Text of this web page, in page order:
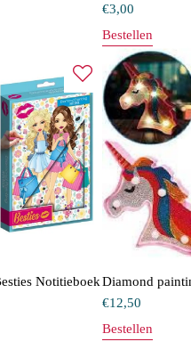
€3,00
Bestellen
NotitieboekDiamond
€12,50
Bestellen